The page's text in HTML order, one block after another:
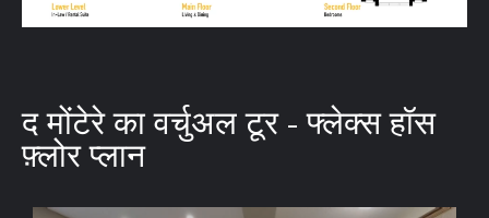
द मोंटेरे का वर्चुअल टूर - फ्लेक्स हॉस
फ़्लोर प्लान